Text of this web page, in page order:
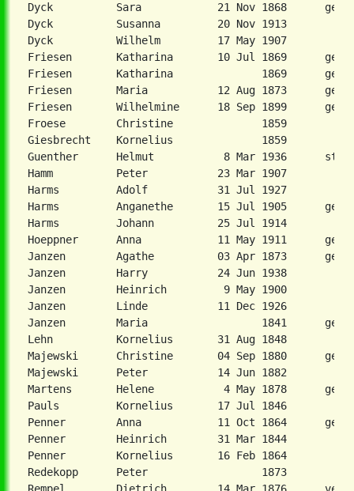
Dyck          Sara            21 Nov 1868      geb.
Dyck          Susanna         20 Nov 1913
Dyck          Wilhelm         17 May 1907
Friesen       Katharina       10 Jul 1869      geb.
Friesen       Katharina              1869      geb.
Friesen       Maria           12 Aug 1873      geb.
Friesen       Wilhelmine      18 Sep 1899      geb.
Froese        Christine              1859
Giesbrecht    Kornelius              1859
Guenther      Helmut           8 Mar 1936
Hamm          Peter           23 Mar 1907
Harms         Adolf           31 Jul 1927
Harms         Anganethe       15 Jul 1905      geb.
Harms         Johann          25 Jul 1914
Hoeppner      Anna            11 May 1911      geb.
Janzen        Agathe          03 Apr 1873      geb.
Janzen        Harry           24 Jun 1938
Janzen        Heinrich         9 May 1900
Janzen        Linde           11 Dec 1926
Janzen        Maria                  1841      geb.
Lehn          Kornelius       31 Aug 1848
Majewski      Christine       04 Sep 1880      geb.
Majewski      Peter           14 Jun 1882
Martens       Helene           4 May 1878      geb.
Pauls         Kornelius       17 Jul 1846
Penner        Anna            11 Oct 1864      geb.
Penner        Heinrich        31 Mar 1844
Penner        Kornelius       16 Feb 1864
Redekopp      Peter                  1873